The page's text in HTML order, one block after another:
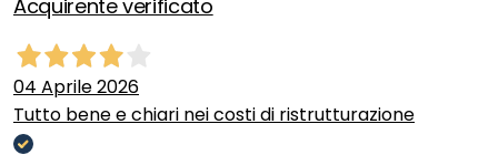
Acquirente verificato
04 Aprile 2026
Tutto bene e chiari nei costi di ristrutturazione